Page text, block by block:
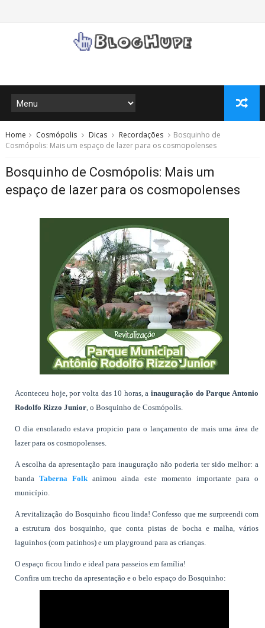
Home Cosmópolis Dicas Recordações
Bosquinho de
Cosmópolis: Mais um espaço de lazer para os cosmopolenses
Bosquinho de Cosmópolis: Mais um
espaço de lazer para os cosmopolenses
Aconteceu hoje, por volta das 10 horas, ainauguração do Parque Antonio
Rodolfo Rizzo Junior, o Bosquinho de Cosmópolis.
O dia ensolarado estava propicio para o lançamento de mais uma área de
lazer para os cosmopolenses.
A escolha da apresentação para inauguração não poderia ter sido melhor: a
bandaTaberna Folk animou ainda este momento importante para o
município.
A revitalização do Bosquinho ficou linda! Confesso que me surpreendi com
a estrutura dos bosquinho, que conta pistas de bocha e malha, vários
laguinhos (com patinhos) e um playground para as crianças.
O espaço ficou lindo e ideal para passeios em família!
Confira um trecho da apresentação e o belo espaço do Bosquinho: